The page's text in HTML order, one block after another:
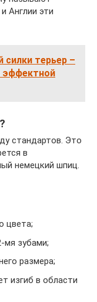
Англии эти
силки терьер –
эффектной
стандартов. Это
в
немецкий шпиц.
цвета;
мя зубами;
размера;
изгиб в области